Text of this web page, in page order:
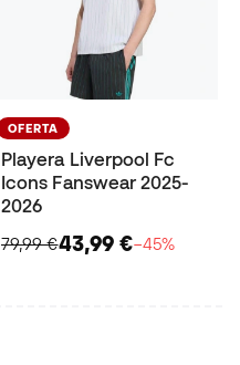
OFERTA
Playera Liverpool Fc
Icons Fanswear 2025-
2026
79,99 €43,99 €−45%